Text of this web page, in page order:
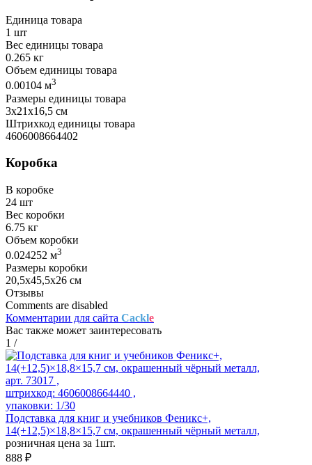
Единица товара
1 шт
Вес единицы товара
0.265 кг
Объем единицы товара
0.00104 м3
Размеры единицы товара
3х21х16,5 см
Штрихкод единицы товара
4606008664402
Коробка
В коробке
24 шт
Вес коробки
6.75 кг
Объем коробки
0.024252 м3
Размеры коробки
20,5х45,5х26 см
Отзывы
Comments are disabled
Комментарии для сайта Cackle
Вас также может заинтересовать
1 /
арт. 73017 ,
штрихкод: 4606008664440 ,
упаковки: 1/30
Подставка для книг и учебников Феникс+,
14(+12,5)×18,8×15,7 см, окрашенный чёрный металл,
розничная цена за 1шт.
888 ₽